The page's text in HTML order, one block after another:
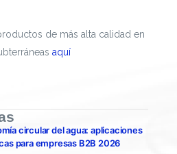
de más alta calidad en
aquí
circular del agua: aplicaciones
para empresas B2B 2026